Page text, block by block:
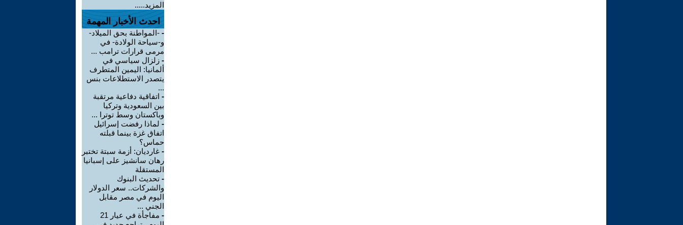
المزيد.....
احدث الأخبار المهمة
- -المواطنة بحق الميلاد-
و-سياحة الولادة- في
مرمى قرارات ترامب ...
- زلزال سياسي في
ألمانيا: اليمين المتطرف
يتصدر الاستطلاعات بنس
...
- اتفاقية دفاعية مرتقبة
بين السعودية وتركيا
وباكستان وسط توترا ...
- لماذا رفضت إسرائيل
اتفاق غزة بينما قبلته
حماس؟
- غارديان: أزمة سبتة تختبر
رهان سانشيز على إسبانيا
المستقلة
- تحديث البنوك
والشركات.. سعر الدولار
اليوم في مصر مقابل
الجني ...
-
مفاجأة في عيار 21